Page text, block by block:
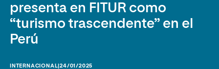
presenta en FITUR como
“turismo trascendente” en el
Perú
INTERNACIONAL |24/01/2025